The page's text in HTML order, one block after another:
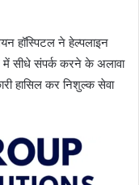
हॉस्पिटल ने हेल्पलाइन
में सीधे संपर्क करने के अलावा
हासिल कर निशुल्क सेवा